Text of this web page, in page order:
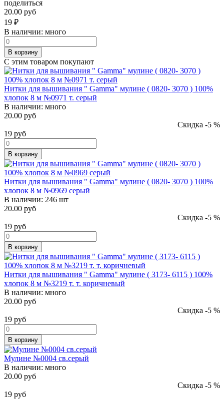
поделиться
20.00 руб
19 ₽
В наличии: много
В корзину
С этим товаром покупают
Нитки для вышивания " Gamma" мулине ( 0820- 3070 ) 100%
хлопок 8 м №0971 т. серый
В наличии: много
20.00 руб
Скидка -5 %
19 руб
В корзину
Нитки для вышивания " Gamma" мулине ( 0820- 3070 ) 100%
хлопок 8 м №0969 серый
В наличии: 246 шт
20.00 руб
Скидка -5 %
19 руб
В корзину
Нитки для вышивания " Gamma" мулине ( 3173- 6115 ) 100%
хлопок 8 м №3219 т. т. коричневый
В наличии: много
20.00 руб
Скидка -5 %
19 руб
В корзину
Мулине №0004 св.серый
В наличии: много
20.00 руб
Скидка -5 %
19 руб